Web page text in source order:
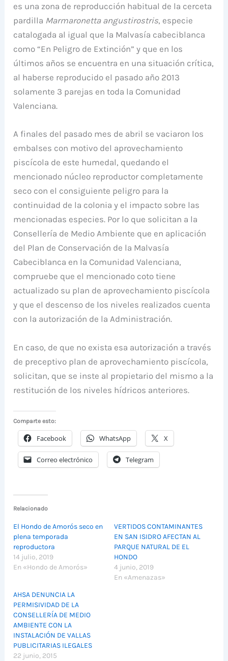
es una zona de reproducción habitual de la cerceta
pardilla Marmaronetta angustirostris, especie
catalogada al igual que la Malvasía cabeciblanca
como “En Peligro de Extinción” y que en los
últimos años se encuentra en una situación crítica,
al haberse reproducido el pasado año 2013
solamente 3 parejas en toda la Comunidad
Valenciana.
A finales del pasado mes de abril se vaciaron los
embalses con motivo del aprovechamiento
piscícola de este humedal, quedando el
mencionado núcleo reproductor completamente
seco con el consiguiente peligro para la
continuidad de la colonia y el impacto sobre las
mencionadas especies. Por lo que solicitan a la
Consellería de Medio Ambiente que en aplicación
del Plan de Conservación de la Malvasía
Cabeciblanca en la Comunidad Valenciana,
compruebe que el mencionado coto tiene
actualizado su plan de aprovechamiento piscícola
y que el descenso de los niveles realizados cuenta
con la autorización de la Administración.
En caso, de que no exista esa autorización a través
de preceptivo plan de aprovechamiento piscícola,
solicitan, que se inste al propietario del mismo a la
restitución de los niveles hídricos anteriores.
Comparte esto:
Facebook WhatsApp X
Correo electrónico Telegram
Relacionado
El Hondo de Amorós seco en
plena temporada
reproductora
14 julio, 2019
En «Hondo de Amorós»
VERTIDOS CONTAMINANTES
EN SAN ISIDRO AFECTAN AL
PARQUE NATURAL DE EL
HONDO
4 junio, 2019
En «Amenazas»
AHSA DENUNCIA LA
PERMISIVIDAD DE LA
CONSELLERÍA DE MEDIO
AMBIENTE CON LA
INSTALACIÓN DE VALLAS
PUBLICITARIAS ILEGALES
22 junio, 2015